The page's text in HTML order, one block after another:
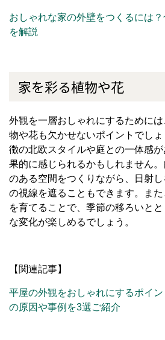
おしゃれな家の外壁をつくるには
を解説
家を彩る植物や花
外観を一層おしゃれにするために
物や花も欠かせないポイントでし
徴の北欧スタイルや庭との一体感
果的に感じられるかもしれません
のある空間をつくりながら、日射
の視線を遮ることもできます。ま
を育てることで、季節の移ろいと
な変化が楽しめるでしょう。
【関連記事】
平屋の外観をおしゃれにするポイ
の原因や事例を3選ご紹介